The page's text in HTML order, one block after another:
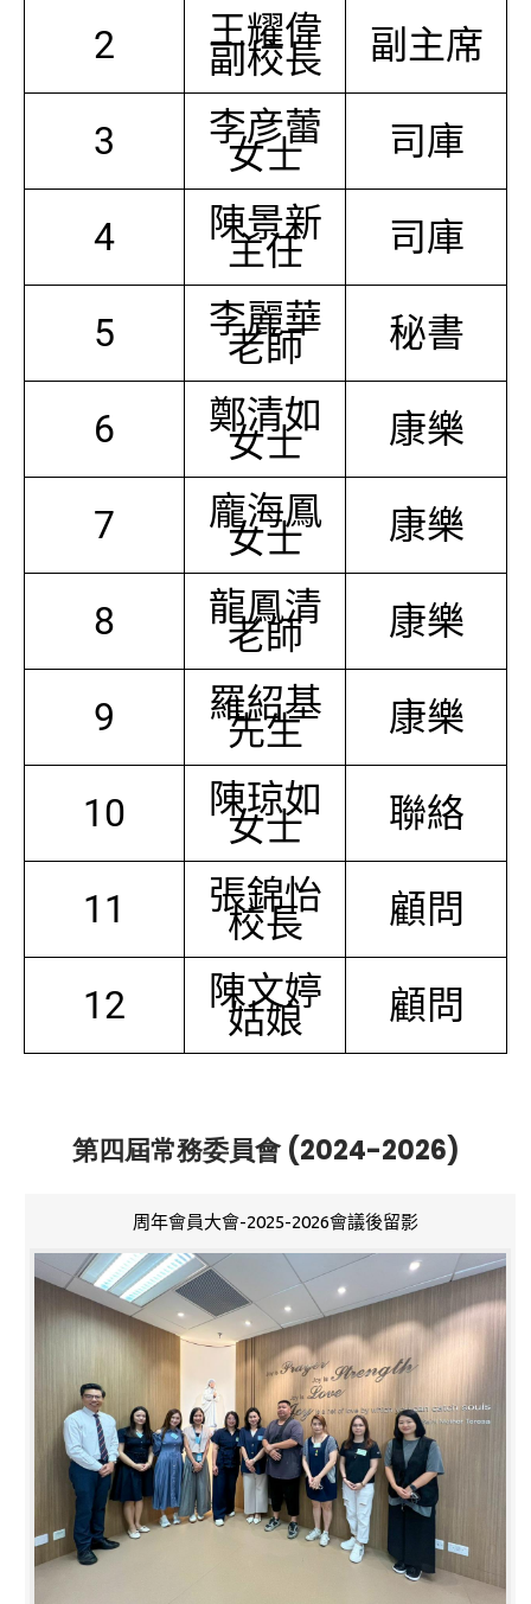
2 王耀偉
副校長 副主席
3 李彦蕾
女士 司庫
4 陳景新
主任 司庫
5 李麗華
老師 秘書
6 鄭清如
女士 康樂
7 龐海鳳
女士 康樂
8 龍鳳清
老師 康樂
9 羅紹基
先生 康樂
10 陳琼如
女士 聯絡
11 張錦怡
校長 顧問
12 陳文婷
姑娘 顧問
第四屆常務委員會 (2024-2026)
周年會員大會-2025-2026會議後留影